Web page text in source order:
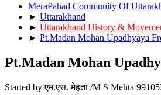
MeraPahad Community Of
► Uttarakhand
► Uttarakhand History &
► Pt.Madan Mohan Upadhyaya
Pt.Madan Mohan
Started by एम.एस. मेहता /M S Mehta